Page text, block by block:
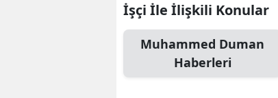
İşçi İle İlişkili Konular
Muhammed Duman
Haberleri